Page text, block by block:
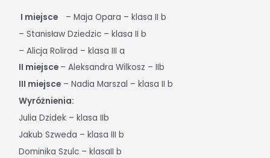
I miejsce
– Maja Opara – klasa II b
– Stanisław Dziedzic – klasa II b
– Alicja Rolirad – klasa III a
II miejsce – Aleksandra Wilkosz – IIb
III miejsce – Nadia Marszal – klasa II b
Wyróżnienia:
Julia Dzidek – klasa IIb
Jakub Szweda – klasa III b
Dominika Szulc – klasaII b